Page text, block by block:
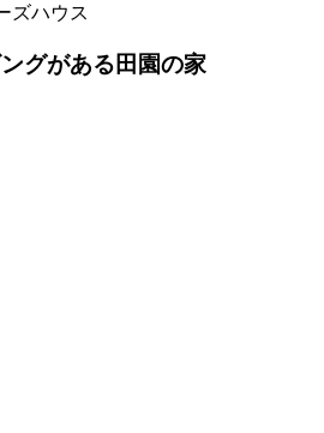
ズハウス
グがある田園の家